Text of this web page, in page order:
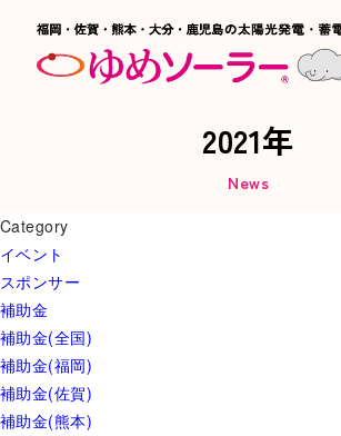
2021年
News
Category
イベント
スポンサー
補助金
補助金(全国)
補助金(福岡)
補助金(佐賀)
補助金(熊本)